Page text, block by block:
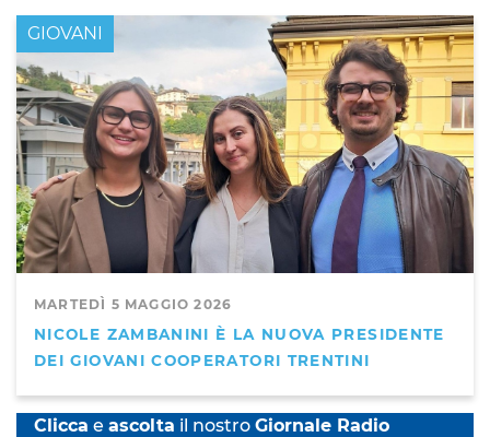
MARTEDÌ 5 MAGGIO 2026
NICOLE ZAMBANINI È LA NUOVA PRESIDENTE
DEI GIOVANI COOPERATORI TRENTINI
GIOVANI
Clicca e ascolta il nostro Giornale Radio